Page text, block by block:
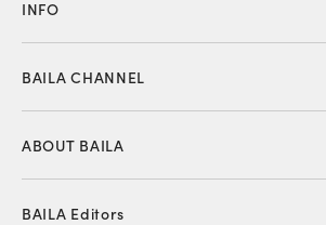
INFO
BAILA CHANNEL
ABOUT BAILA
BAILA Editors